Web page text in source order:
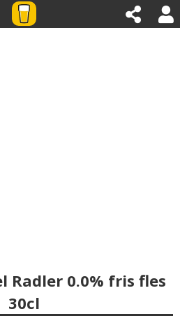
Radler 0.0% fris fles
30cl